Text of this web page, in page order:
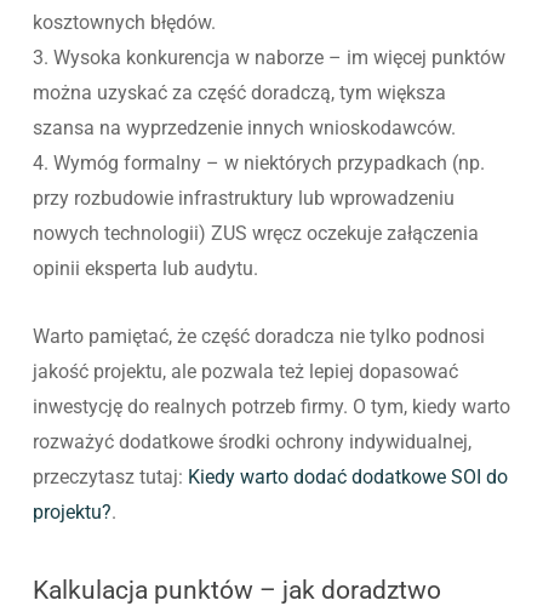
kosztownych błędów.
3. Wysoka konkurencja w naborze – im więcej punktów
można uzyskać za część doradczą, tym większa
szansa na wyprzedzenie innych wnioskodawców.
4. Wymóg formalny – w niektórych przypadkach (np.
przy rozbudowie infrastruktury lub wprowadzeniu
nowych technologii) ZUS wręcz oczekuje załączenia
opinii eksperta lub audytu.
Warto pamiętać, że część doradcza nie tylko podnosi
jakość projektu, ale pozwala też lepiej dopasować
inwestycję do realnych potrzeb firmy. O tym, kiedy warto
rozważyć dodatkowe środki ochrony indywidualnej,
przeczytasz tutaj: Kiedy warto dodać dodatkowe SOI do
projektu?.
Kalkulacja punktów – jak doradztwo